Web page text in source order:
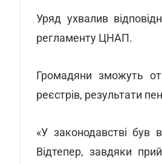
Уряд ухвалив
регламенту ЦНАП.
Громадяни зможуть
реєстрів, результати
«У законодавстві був
Відтепер, завдяки